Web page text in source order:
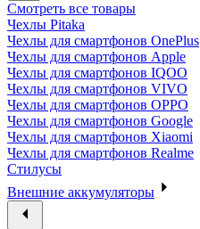
Смотреть все товары
Чехлы Pitaka
Чехлы для смартфонов OnePlus
Чехлы для смартфонов Apple
Чехлы для смартфонов IQOO
Чехлы для смартфонов VIVO
Чехлы для смартфонов OPPO
Чехлы для смартфонов Google
Чехлы для смартфонов Xiaomi
Чехлы для смартфонов Realme
Стилусы
Внешние аккумуляторы